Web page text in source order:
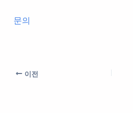
문의
이전